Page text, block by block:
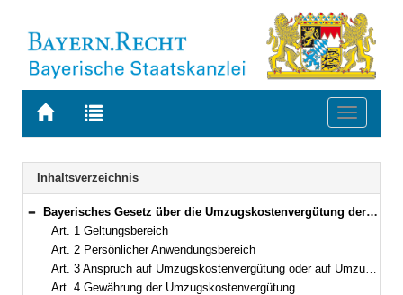
Zur
BAYERN.RECHT
Zur
letzten
Suche
Toggle
Navigation
Inhaltsverzeichnis
Bereich reduzieren
Bayerisches Gesetz über die Umzugskostenvergütung der Beamten und Richter (Bayerisches Umzugskostengesetz – BayUKG) Vom 24. Juni 2005 (GVBl. S. 192) BayRS 2032-5-1-F (Art. 1–16)
Art. 1 Geltungsbereich
Art. 2 Persönlicher Anwendungsbereich
Art. 3 Anspruch auf Umzugskostenvergütung oder auf Umzugskostenbeihilfe
Art. 4 Gewährung der Umzugskostenvergütung